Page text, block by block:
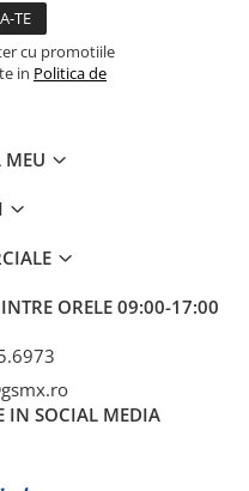
cu promotiile
in Politica de
ORELE 09:00-17:00
IN SOCIAL MEDIA